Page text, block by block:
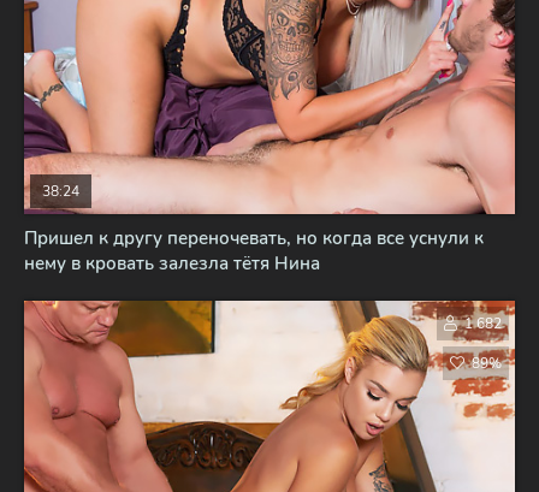
Пришел к другу переночевать, но когда все уснули к
нему в кровать залезла тётя Нина
38:24
1 682
89%